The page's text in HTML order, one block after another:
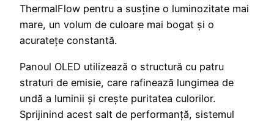
ThermalFlow pentru a susține o luminozitate mai
mare, un volum de culoare mai bogat și o
acuratețe constantă.
Panoul OLED utilizează o structură cu patru
straturi de emisie, care rafinează lungimea de
undă a luminii și crește puritatea culorilor.
Sprijinind acest salt de performanță, sistemul